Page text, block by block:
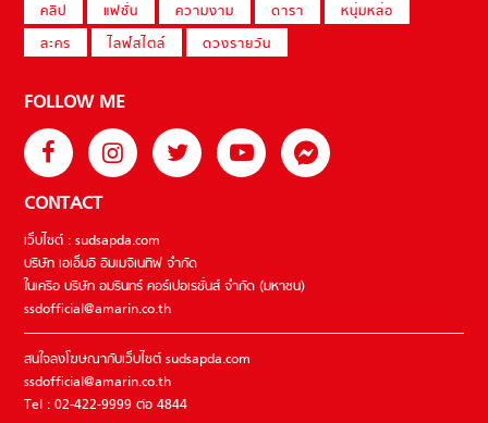
คลิป แฟชั่น ความงาม ดารา
หนุ่มหล่อ
ละคร
ไลฟ์สไตล์ ดวงรายวัน
FOLLOW ME
CONTACT
เว็บไซต์ : sudsapda.com
บริษัท เอเอ็มอี อิมเมจิเนทีฟ จำกัด
ในเครือ บริษัท อมรินทร์ คอร์เปอเรชั่นส์ จำกัด (มหาชน)
ssdofficial@amarin.co.th
สนใจลงโฆษณากับเว็บไซต์ sudsapda.com
ssdofficial@amarin.co.th
Tel : 02-422-9999 ต่อ 4844